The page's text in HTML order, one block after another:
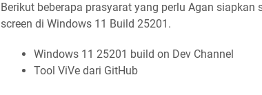
Berikut beberapa prasyarat yang perlu Agan
screen di Windows 11 Build 25201.
Windows 11 25201 build on Dev Channel
Tool ViVe dari GitHub